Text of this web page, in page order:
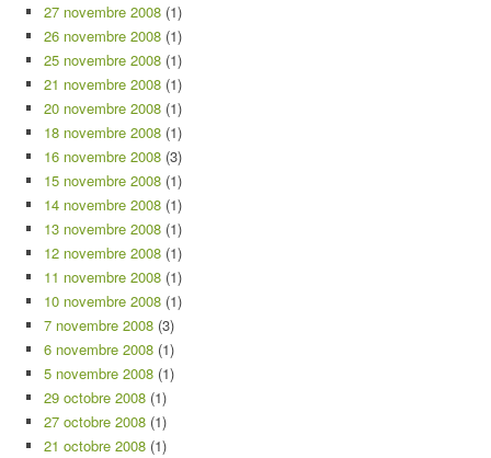
27 novembre 2008 (1)
26 novembre 2008 (1)
25 novembre 2008 (1)
21 novembre 2008 (1)
20 novembre 2008 (1)
18 novembre 2008 (1)
16 novembre 2008 (3)
15 novembre 2008 (1)
14 novembre 2008 (1)
13 novembre 2008 (1)
12 novembre 2008 (1)
11 novembre 2008 (1)
10 novembre 2008 (1)
7 novembre 2008 (3)
6 novembre 2008 (1)
5 novembre 2008 (1)
29 octobre 2008 (1)
27 octobre 2008 (1)
21 octobre 2008 (1)